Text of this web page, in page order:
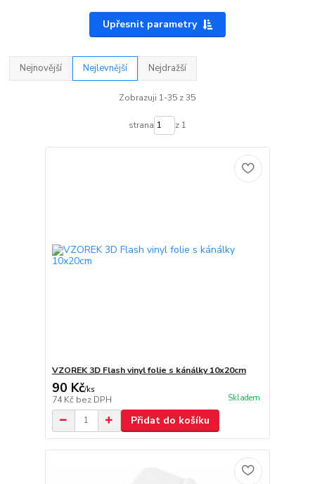
Upřesnit parametry
Nejnovější Nejlevnější Nejdražší
Zobrazuji 1-35 z 35
strana z 1
VZOREK 3D Flash vinyl folie s kánálky 10x20cm
90 Kč/ks
74 Kč bez DPH Skladem
Přidat do košíku